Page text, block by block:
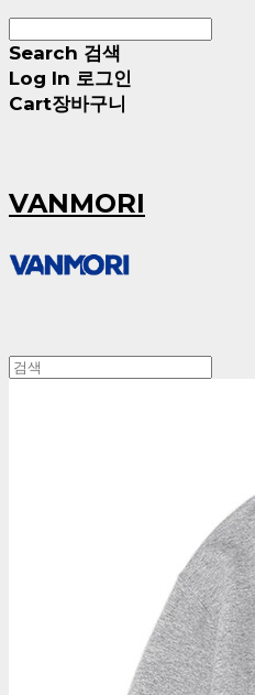
Search 검색
Log In 로그인
Cart장바구니
VANMORI